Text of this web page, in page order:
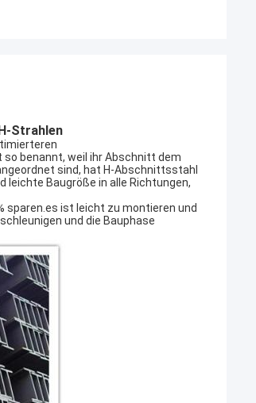
Strahlen
benannt, weil ihr Abschnitt dem
sind, hat H-Abschnittsstahl
Baugröße in alle Richtungen,
sparen.es ist leicht zu montieren und
und die Bauphase